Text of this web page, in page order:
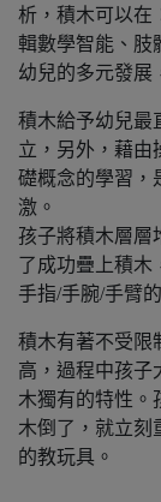
析，積木可以在
輯數學智能、肢
幼兒的多元發展
積木給予幼兒最
立，另外，藉由
礎概念的學習，
激。
孩子將積木層層
了成功疊上積木
手指/手腕/手臂
積木有著不受限
高，過程中孩子
木獨有的特性。
木倒了，就立刻
的教玩具。